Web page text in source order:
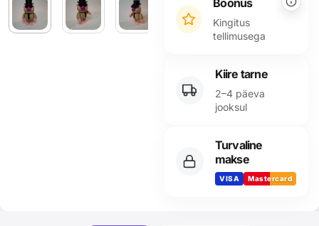
Kingitus
tellimusega
Kiire tarne
2–4 päeva
jooksul
Turvaline
makse
VISA Mastercard